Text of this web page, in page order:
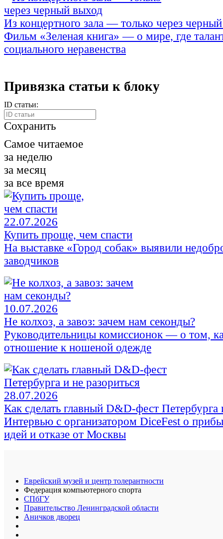
Из концертного зала — только через
Фильм «Зеленая книга» — о мире, где
социального неравенства
Привязка статьи к блоку
ID статьи:
Сохранить
Самое читаемое
за неделю
за месяц
за все время
22.07.2026
Купить проще, чем спасти
На выставке «Город собак» выявили
заводчиков
10.07.2026
Не колхоз, а завоз: зачем нам секонды?
Руководительницы комиссионок — о том,
отношение к ношеной одежде
28.07.2026
Как сделать главный D&D-фест Петербурга
Интервью с организатором DiceFest о
идей и отказе от Москвы
Еврейский музей и центр толерантности
Федерация компьютерного спорта
СПбГУ
Правительство Ленинградской области
Аничков дворец